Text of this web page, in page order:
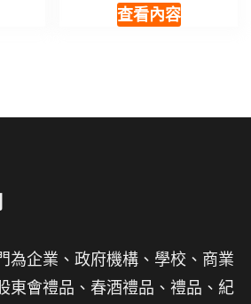
查看內容
為企業、政府機構、學校、商業
東會禮品、春酒禮品、禮品、紀